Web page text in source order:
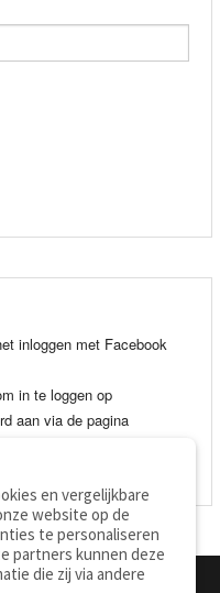
inloggen met Facebook
in te loggen op
aan via de pagina
en vergelijkbare
website op de
te personaliseren
partners kunnen deze
die zij via andere